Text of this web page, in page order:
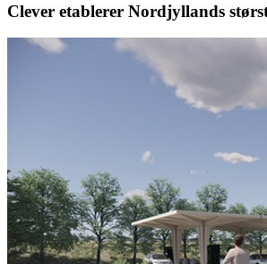
Clever etablerer Nordjyllands